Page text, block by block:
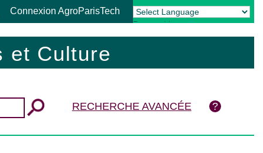
Connexion AgroParisTech
Powered by Translate
et Culture
RECHERCHE AVANCÉE